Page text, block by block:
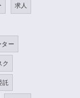
求人
ー
ク
託